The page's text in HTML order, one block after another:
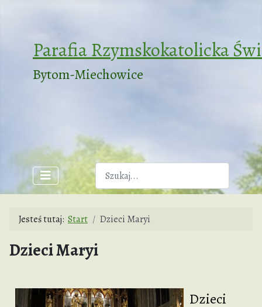
Parafia Rzymskokatolicka
Bytom-Miechowice
Szukaj
Jesteś tutaj: Start Dzieci Maryi
Dzieci Maryi
Dzieci